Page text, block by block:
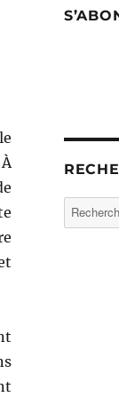
Recherche
pour :